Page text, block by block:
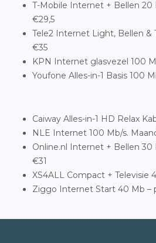
T-Mobile Internet + Bellen
€29,5
Tele2 Internet Light, Bellen &
€35
KPN Internet glasvezel 100
Youfone Alles-in-1 Basis 100
Caiway Alles-in-1 HD Relax
NLE Internet 100 Mb/s.
Online.nl Internet + Bellen 30
€31
XS4ALL Compact + Televisie
Ziggo Internet Start 40 Mb –